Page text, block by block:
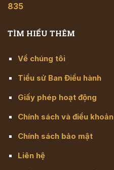
835
TÌM HIỂU THÊM
Về chúng tôi
Tiểu sử Ban Điều hành
Giấy phép hoạt động
Chính sách và điều khoản
Chính sách bảo mật
Liên hệ